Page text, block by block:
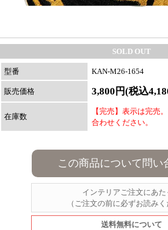
SOLD OUT
型番 KAN-M26-1654
販売価格 3,800円(税込
在庫数
【完売】表示は完売
合わせください。
この商品について問い
インテリアご注文にあた
（ご注文の前に必ずお読みく
送料無料について